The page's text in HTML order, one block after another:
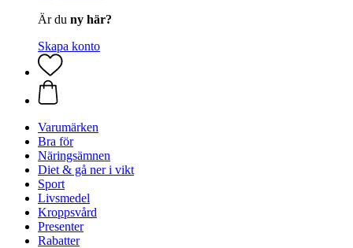
Är du ny här?
Skapa konto
Varumärken
Bra för
Näringsämnen
Diet & gå ner i vikt
Sport
Livsmedel
Kroppsvård
Presenter
Rabatter